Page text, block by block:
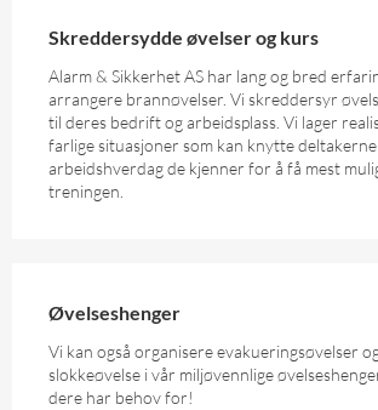
Skreddersydde øvelser og kurs
Alarm & Sikkerhet AS har lang og bred
arrangere brannøvelser. Vi skreddersyr
til deres bedrift og arbeidsplass. Vi lager
farlige situasjoner som kan knytte
arbeidshverdag de kjenner for å få mest
treningen.
Øvelseshenger
Vi kan også organisere evakueringsøvelser
slokkeøvelse i vår miljøvennlige
dere har behov for!